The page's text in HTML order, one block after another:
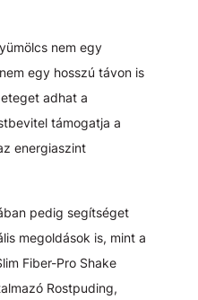
nem egy
egy hosszú távon is
adhat a
támogatja a
energiaszint
pedig segítséget
megoldások is, mint a
Fiber-Pro Shake
Rostpuding,